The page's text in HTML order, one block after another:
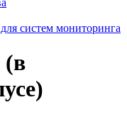
систем мониторинга
(в